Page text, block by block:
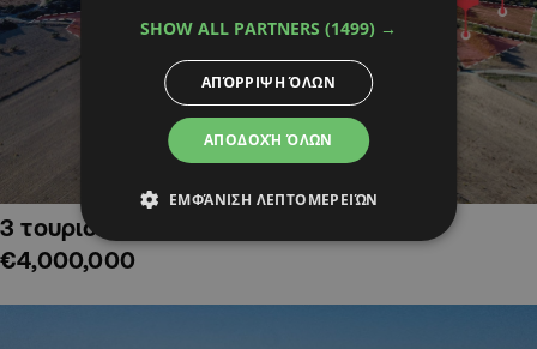
3 τουριστικά χωράφια στην Αλαμινό,
€4,000,000
SHOW ALL PARTNERS (1499) →
ΑΠΟΔΟΧΉ ΌΛΩΝ
ΑΠΌΡΡΙΨΗ ΌΛΩΝ
ΕΜΦΆΝΙΣΗ ΛΕΠΤΟΜΕΡΕΙΏΝ